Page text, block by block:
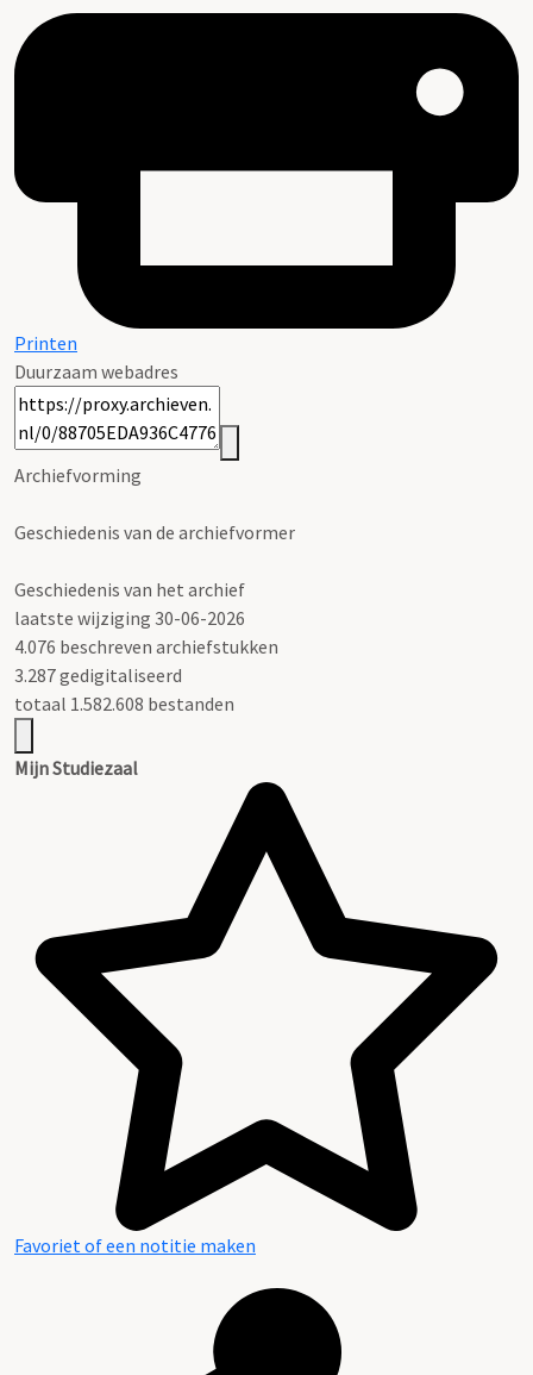
Printen
Duurzaam webadres
Archiefvorming
Geschiedenis van de archiefvormer
Geschiedenis van het archief
laatste wijziging 30-06-2026
4.076 beschreven archiefstukken
3.287 gedigitaliseerd
totaal 1.582.608 bestanden
Mijn Studiezaal
Favoriet of een notitie maken